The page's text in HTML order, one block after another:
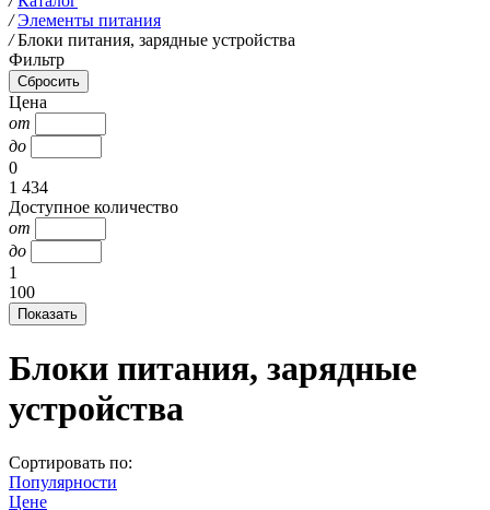
/ Элементы питания
/ Блоки питания, зарядные устройства
Фильтр
Цена
от
до
0
1 434
Доступное количество
от
до
1
100
Блоки питания, зарядные
устройства
Сортировать по:
Популярности
Цене